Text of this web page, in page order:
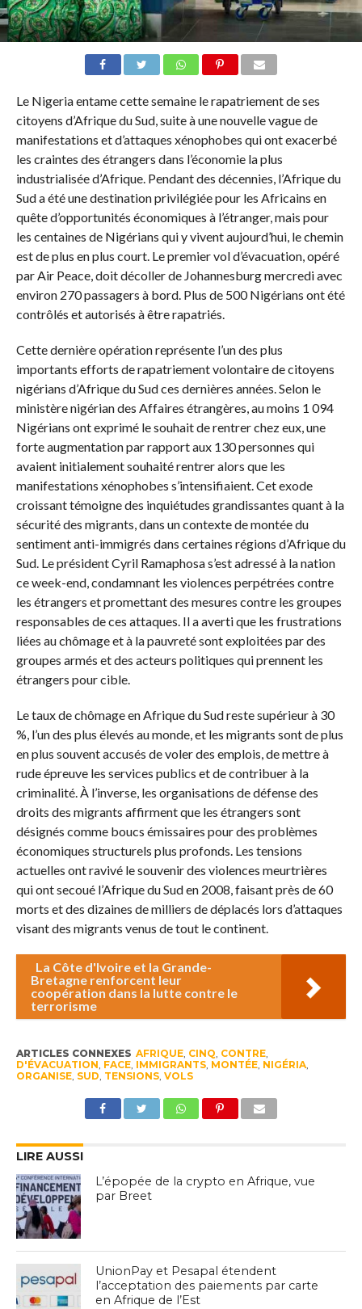
Le Nigeria entame cette semaine le rapatriement de ses
citoyens d’Afrique du Sud, suite à une nouvelle vague de
manifestations et d’attaques xénophobes qui ont exacerbé
les craintes des étrangers dans l’économie la plus
industrialisée d’Afrique. Pendant des décennies, l’Afrique du
Sud a été une destination privilégiée pour les Africains en
quête d’opportunités économiques à l’étranger, mais pour
les centaines de Nigérians qui y vivent aujourd’hui, le chemin
est de plus en plus court. Le premier vol d’évacuation, opéré
par Air Peace, doit décoller de Johannesburg mercredi avec
environ 270 passagers à bord. Plus de 500 Nigérians ont été
contrôlés et autorisés à être rapatriés.
Cette dernière opération représente l’un des plus
importants efforts de rapatriement volontaire de citoyens
nigérians d’Afrique du Sud ces dernières années. Selon le
ministère nigérian des Affaires étrangères, au moins 1 094
Nigérians ont exprimé le souhait de rentrer chez eux, une
forte augmentation par rapport aux 130 personnes qui
avaient initialement souhaité rentrer alors que les
manifestations xénophobes s’intensifiaient. Cet exode
croissant témoigne des inquiétudes grandissantes quant à la
sécurité des migrants, dans un contexte de montée du
sentiment anti-immigrés dans certaines régions d’Afrique du
Sud. Le président Cyril Ramaphosa s’est adressé à la nation
ce week-end, condamnant les violences perpétrées contre
les étrangers et promettant des mesures contre les groupes
responsables de ces attaques. Il a averti que les frustrations
liées au chômage et à la pauvreté sont exploitées par des
groupes armés et des acteurs politiques qui prennent les
étrangers pour cible.
Le taux de chômage en Afrique du Sud reste supérieur à 30
%, l’un des plus élevés au monde, et les migrants sont de plus
en plus souvent accusés de voler des emplois, de mettre à
rude épreuve les services publics et de contribuer à la
criminalité. À l’inverse, les organisations de défense des
droits des migrants affirment que les étrangers sont
désignés comme boucs émissaires pour des problèmes
économiques structurels plus profonds. Les tensions
actuelles ont ravivé le souvenir des violences meurtrières
qui ont secoué l’Afrique du Sud en 2008, faisant près de 60
morts et des dizaines de milliers de déplacés lors d’attaques
visant des migrants venus de tout le continent.
La Côte d'Ivoire et la Grande-
Bretagne renforcent leur
coopération dans la lutte contre le
terrorisme
ARTICLES CONNEXES AFRIQUE, CINQ, CONTRE,
D'ÉVACUATION, FACE, IMMIGRANTS, MONTÉE, NIGÉRIA,
ORGANISE, SUD, TENSIONS, VOLS
LIRE AUSSI
L’épopée de la crypto en Afrique, vue
par Breet
UnionPay et Pesapal étendent
l’acceptation des paiements par carte
en Afrique de l’Est